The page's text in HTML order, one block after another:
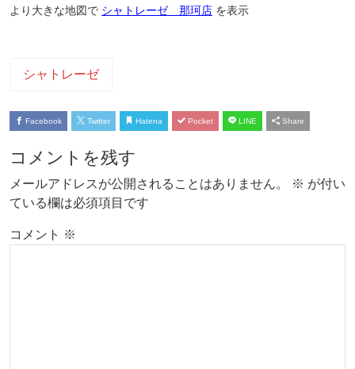
より大きな地図で シャトレーゼ 那珂店 を表示
シャトレーゼ
Facebook Twitter Hatena Pocket LINE Share
コメントを残す
メールアドレスが公開されることはありません。 ※ が付い
ている欄は必須項目です
コメント ※